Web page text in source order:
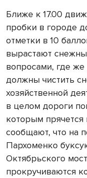
Ближе к 17.00
пробки в городе
отметки в 10
вырастают
вопросами, где
должны чистить
хозяйственной
в целом дороги
которым
сообщают, что на
Пархоменко
Октябрьского
прокручиваются